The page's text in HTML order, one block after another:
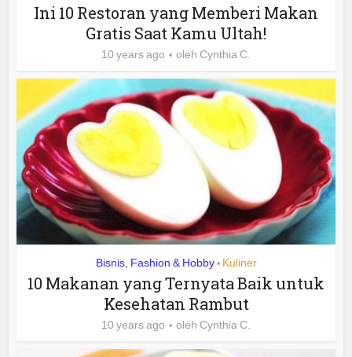
Ini 10 Restoran yang Memberi Makan
Gratis Saat Kamu Ultah!
10 years ago oleh Cynthia C.
Bisnis, Fashion & Hobby • Kuliner
10 Makanan yang Ternyata Baik untuk
Kesehatan Rambut
10 years ago oleh Cynthia C.